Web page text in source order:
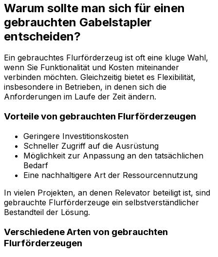
Warum sollte man sich für einen
gebrauchten Gabelstapler
entscheiden?
Ein gebrauchtes Flurförderzeug ist oft eine kluge Wahl,
wenn Sie Funktionalität und Kosten miteinander
verbinden möchten. Gleichzeitig bietet es Flexibilität,
insbesondere in Betrieben, in denen sich die
Anforderungen im Laufe der Zeit ändern.
Vorteile von gebrauchten Flurförderzeugen
Geringere Investitionskosten
Schneller Zugriff auf die Ausrüstung
Möglichkeit zur Anpassung an den tatsächlichen
Bedarf
Eine nachhaltigere Art der Ressourcennutzung
In vielen Projekten, an denen Relevator beteiligt ist, sind
gebrauchte Flurförderzeuge ein selbstverständlicher
Bestandteil der Lösung.
Verschiedene Arten von gebrauchten
Flurförderzeugen